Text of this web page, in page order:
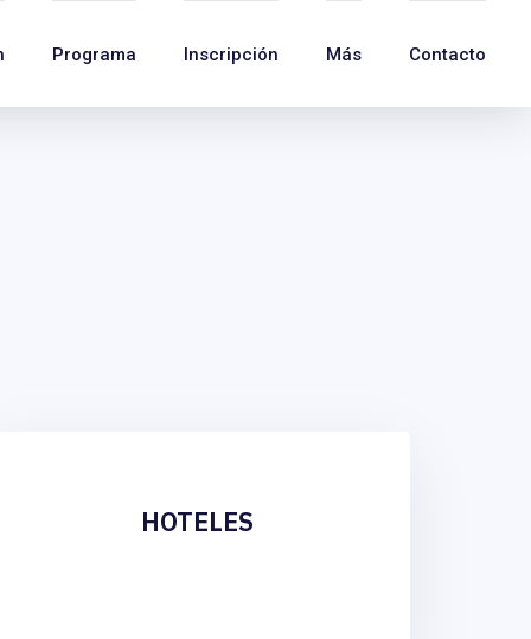
Programa Inscripción Más Contacto
HOTELES